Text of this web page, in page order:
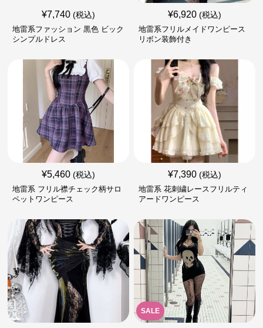
¥7,740 (税込)
地雷系ファッション 黒色 ビック
シンプルドレス
¥6,920 (税込)
地雷系フリルメイドワンピース
リボン装飾付き
¥5,460 (税込)
地雷系 フリル襟チェック柄サロ
ペットワンピース
¥7,390 (税込)
地雷系 花刺繍レースフリルティ
アードワンピース
SALE